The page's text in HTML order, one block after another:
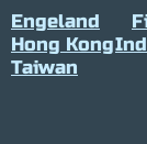
Engeland
Hong Kong
Taiwan